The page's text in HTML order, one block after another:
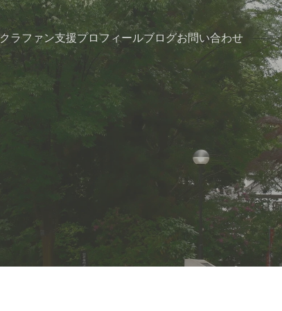
クラファン支援プロフィールブログお問い合わせ